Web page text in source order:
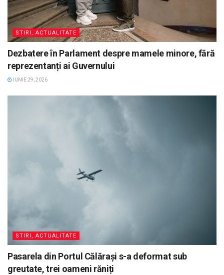
STIRI, ACTUALITATE
Dezbatere în Parlament despre mamele minore, fără
reprezentanți ai Guvernului
IUNIE 29, 2026
STIRI, ACTUALITATE
Pasarela din Portul Călărași s-a deformat sub
greutate, trei oameni răniți